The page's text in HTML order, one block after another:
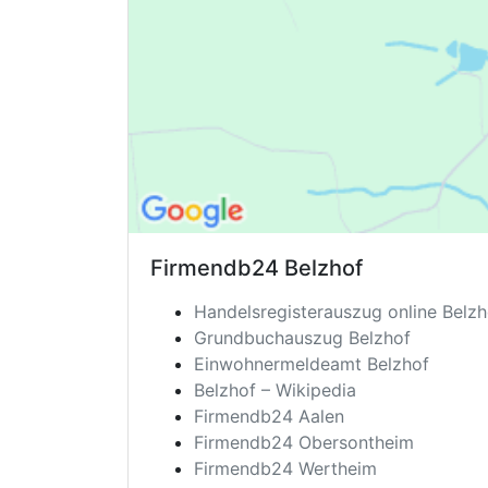
Firmendb24 Belzhof
Handelsregisterauszug online
Grundbuchauszug Belzhof
Einwohnermeldeamt Belzhof
Belzhof – Wikipedia
Firmendb24 Aalen
Firmendb24 Obersontheim
Firmendb24 Wertheim